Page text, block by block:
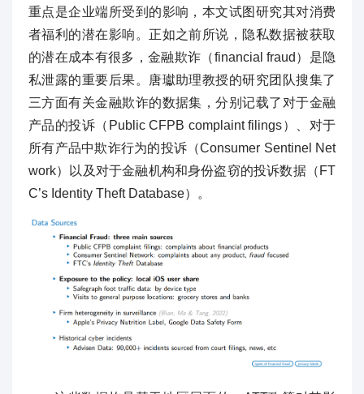
重点是企业端所受到的影响，本文试图研究其对消费
者福利的潜在影响。正如之前所说，隐私数据被获取
的潜在成本有很多，金融欺诈（financial fraud）是隐
私泄露的重要后果。唐瓛助理教授的研究团队搜集了
三方面有关金融欺诈的数据集，分别记载了对于金融
产品的投诉（Public CFPB complaint filings）、对于
所有产品中欺诈行为的投诉（Consumer Sentinel Net
work）以及对于金融机构和身份盗窃的投诉数据（FT
C’s Identity Theft Database）。